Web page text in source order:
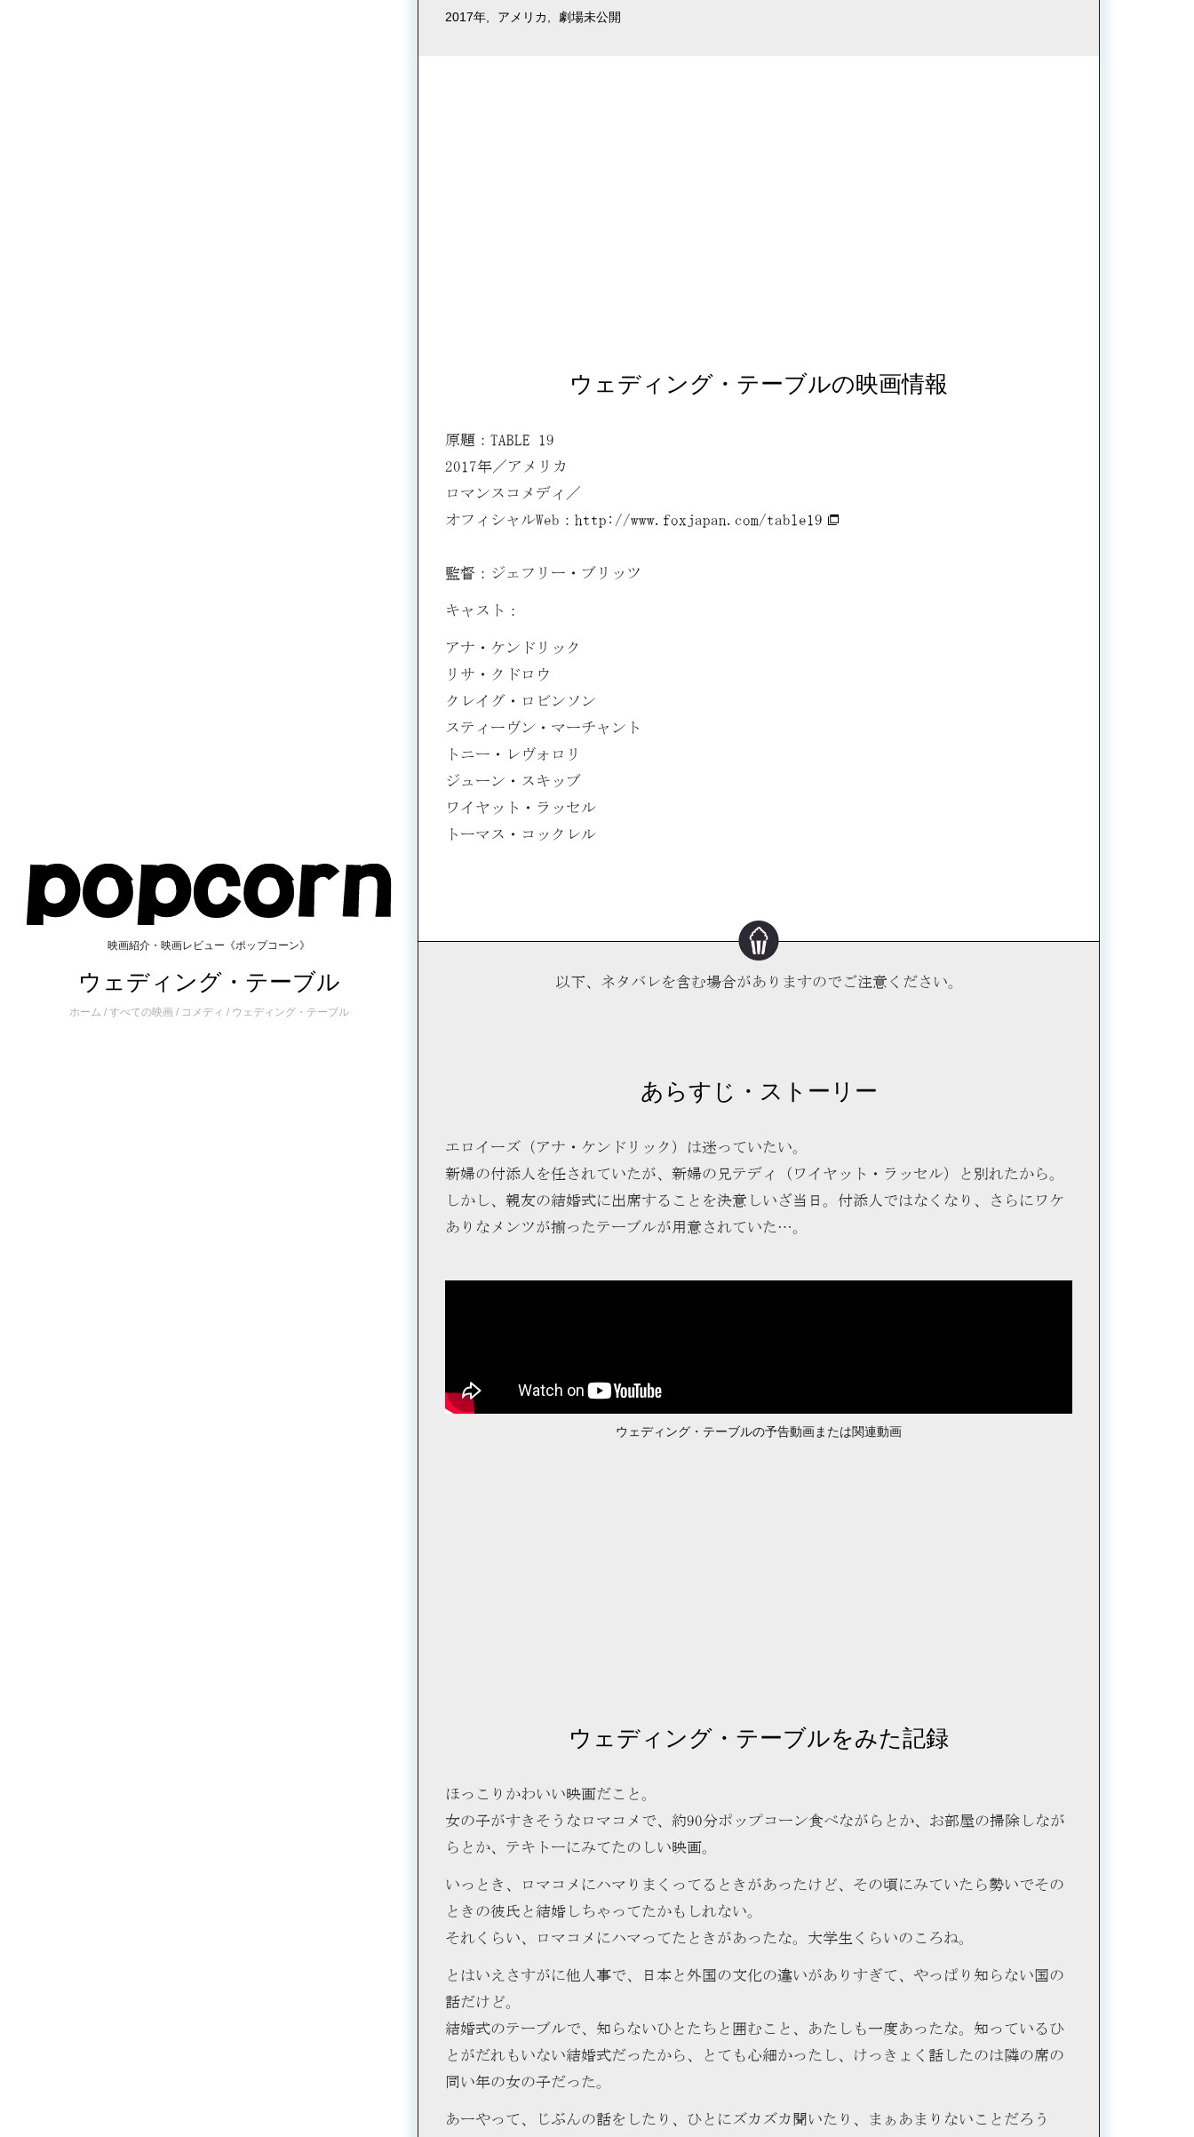
映画紹介・映画レビュー《ポップコーン》
ウェディング・テーブル
ホーム / すべての映画/ コメディ / ウェディング・テーブル
2017年
アメリカ 劇場未公開
ウェディング・テーブルの映画情報
原題：TABLE 19
2017年／アメリカ
ロマンスコメディ／
オフィシャルWeb：http://www.foxjapan.com/table19
監督：ジェフリー・ブリッツ
キャスト：
アナ・ケンドリック
リサ・クドロウ
クレイグ・ロビンソン
スティーヴン・マーチャント
トニー・レヴォロリ
ジューン・スキッブ
ワイヤット・ラッセル
トーマス・コックレル
以下、ネタバレを含む場合がありますのでご注意ください。
あらすじ・ストーリー
エロイーズ（アナ・ケンドリック）は迷っていたい。
新婦の付添人を任されていたが、新婦の兄テディ（ワイヤット・ラッセル）と別れたから。
しかし、親友の結婚式に出席することを決意しいざ当日。付添人ではなくなり、さらにワケ
ありなメンツが揃ったテーブルが用意されていた…。
ウェディング・テーブルの予告動画または関連動画
ウェディング・テーブルをみた記録
ほっこりかわいい映画だこと。
女の子がすきそうなロマコメで、約90分ポップコーン食べながらとか、お部屋の掃除しなが
らとか、テキトーにみてたのしい映画。
いっとき、ロマコメにハマりまくってるときがあったけど、その頃にみていたら勢いでその
ときの彼氏と結婚しちゃってたかもしれない。
それくらい、ロマコメにハマってたときがあったな。大学生くらいのころね。
とはいえさすがに他人事で、日本と外国の文化の違いがありすぎて、やっぱり知らない国の
話だけど。
結婚式のテーブルで、知らないひとたちと囲むこと、あたしも一度あったな。知っているひ
とがだれもいない結婚式だったから、とても心細かったし、けっきょく話したのは隣の席の
同い年の女の子だった。
あーやって、じぶんの話をしたり、ひとにズカズカ聞いたり、まぁあまりないことだろう